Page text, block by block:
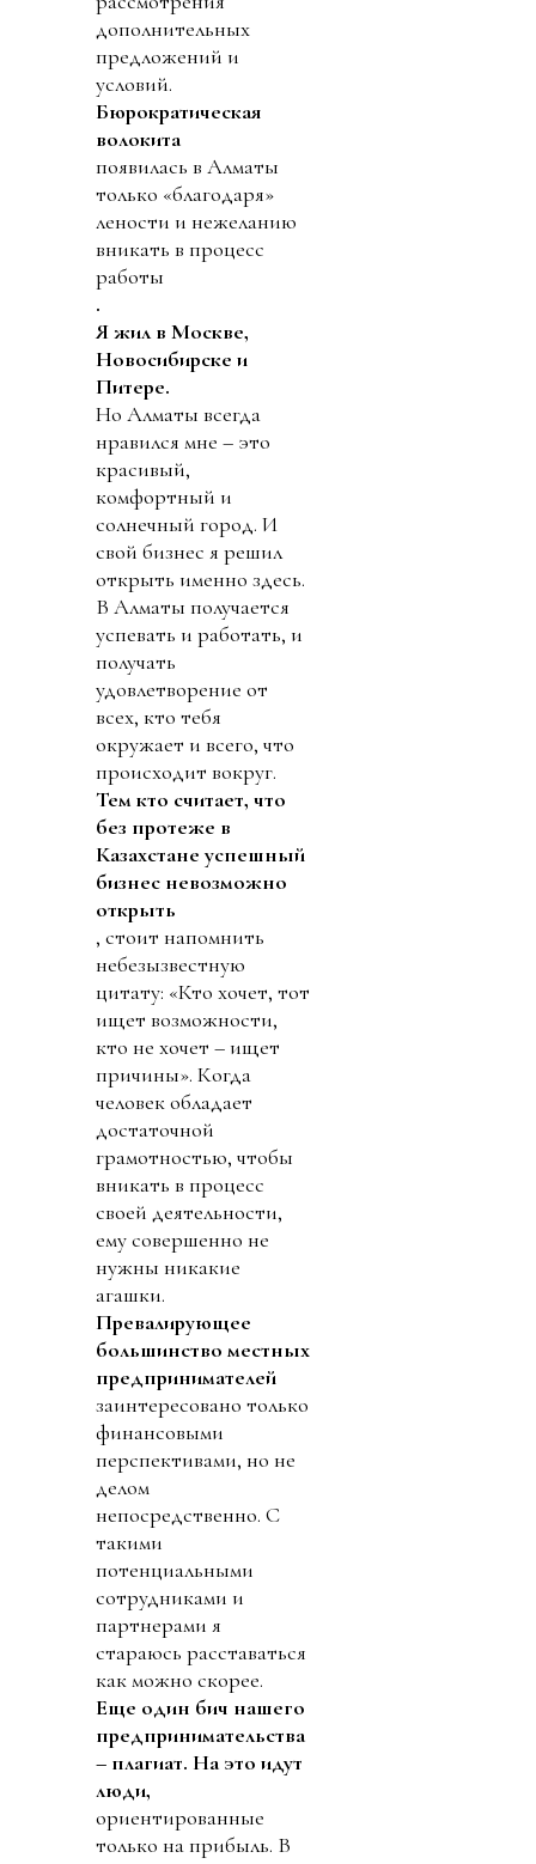
дополнительных
предложений и
условий.
Бюрократическая
волокита
появилась в Алматы
только «благодаря»
лености и нежеланию
вникать в процесс
работы
.
Я жил в Москве,
Новосибирске и
Питере.
Но Алматы всегда
нравился мне – это
красивый,
комфортный и
солнечный город. И
свой бизнес я решил
открыть именно здесь.
В Алматы получается
успевать и работать, и
получать
удовлетворение от
всех, кто тебя
окружает и всего, что
происходит вокруг.
Тем кто считает, что
без протеже в
Казахстане успешный
бизнес невозможно
открыть
, стоит напомнить
небезызвестную
цитату: «Кто хочет, тот
ищет возможности,
кто не хочет – ищет
причины». Когда
человек обладает
достаточной
грамотностью, чтобы
вникать в процесс
своей деятельности,
ему совершенно не
нужны никакие
агашки.
Превалирующее
большинство местных
предпринимателей
заинтересовано только
финансовыми
перспективами, но не
делом
непосредственно. С
такими
потенциальными
сотрудниками и
партнерами я
стараюсь расставаться
как можно скорее.
Еще один бич нашего
предпринимательства
– плагиат. На это идут
люди,
ориентированные
только на прибыль. В